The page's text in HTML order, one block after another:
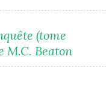
(tome
M.C. Beaton